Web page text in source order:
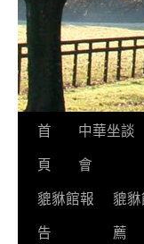
首
頁
中華坐談
會
貔貅館報
告
貔
薦